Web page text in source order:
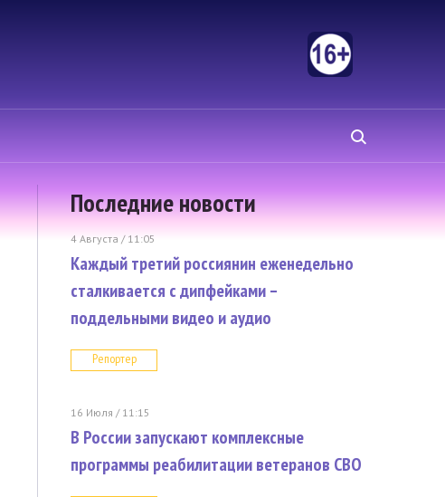
Последние новости
4 Августа / 11:05
Каждый третий россиянин еженедельно
сталкивается с дипфейками –
поддельными видео и аудио
Репортер
16 Июля / 11:15
В России запускают комплексные
программы реабилитации ветеранов СВО